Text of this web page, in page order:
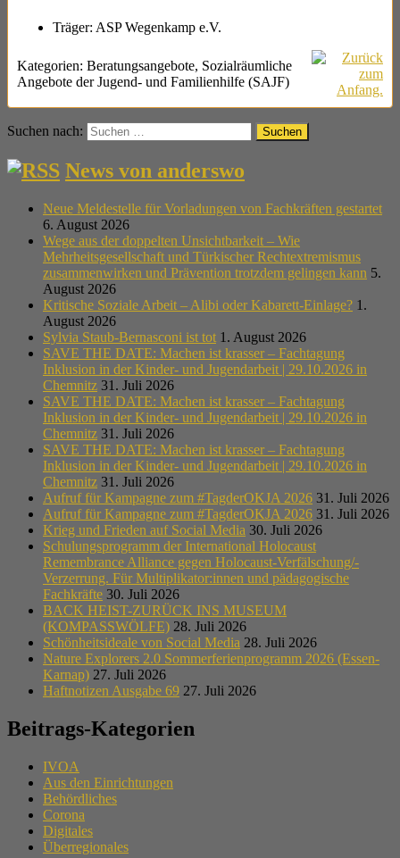
Träger: ASP Wegenkamp e.V.
Kategorien: Beratungsangebote, Sozialräumliche
Angebote der Jugend- und Familienhilfe (SAJF)
Suchen nach:
News von anderswo
Neue Meldestelle für Vorladungen von Fachkräften gestartet
6. August 2026
Wege aus der doppelten Unsichtbarkeit – Wie
Mehrheitsgesellschaft und Türkischer Rechtextremismus
zusammenwirken und Prävention trotzdem gelingen kann 5.
August 2026
Kritische Soziale Arbeit – Alibi oder Kabarett-Einlage? 1.
August 2026
Sylvia Staub-Bernasconi ist tot 1. August 2026
SAVE THE DATE: Machen ist krasser – Fachtagung
Inklusion in der Kinder- und Jugendarbeit | 29.10.2026 in
Chemnitz 31. Juli 2026
SAVE THE DATE: Machen ist krasser – Fachtagung
Inklusion in der Kinder- und Jugendarbeit | 29.10.2026 in
Chemnitz 31. Juli 2026
SAVE THE DATE: Machen ist krasser – Fachtagung
Inklusion in der Kinder- und Jugendarbeit | 29.10.2026 in
Chemnitz 31. Juli 2026
Aufruf für Kampagne zum #TagderOKJA 2026 31. Juli 2026
Aufruf für Kampagne zum #TagderOKJA 2026 31. Juli 2026
Krieg und Frieden auf Social Media 30. Juli 2026
Schulungsprogramm der International Holocaust
Remembrance Alliance gegen Holocaust-Verfälschung/-
Verzerrung. Für Multiplikator:innen und pädagogische
Fachkräfte 30. Juli 2026
BACK HEIST-ZURÜCK INS MUSEUM
(KOMPASSWÖLFE) 28. Juli 2026
Schönheitsideale von Social Media 28. Juli 2026
Nature Explorers 2.0 Sommerferienprogramm 2026 (Essen-
Karnap) 27. Juli 2026
Haftnotizen Ausgabe 69 27. Juli 2026
Beitrags-Kategorien
IVOA
Aus den Einrichtungen
Behördliches
Corona
Digitales
Überregionales